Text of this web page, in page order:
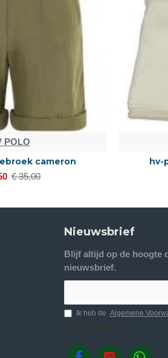
POLO
cameron
€ 35,00
hv-
Nieuwsbrief
Blijf altijd op de hoogte
nieuwsbrief.
Ik heb de Algemene